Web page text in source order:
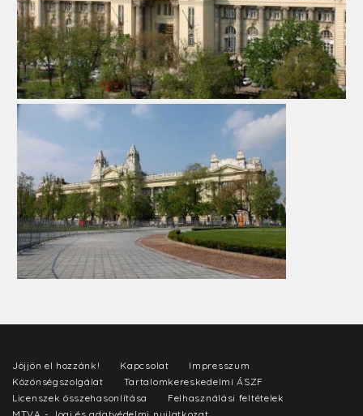
Jöjjön el hozzánk! Kapcsolat
Impresszum
Közönségszolgálat
Tartalomkereskedelmi ÁSZF
Licenszek összehasonlítása
Felhasználási feltételek